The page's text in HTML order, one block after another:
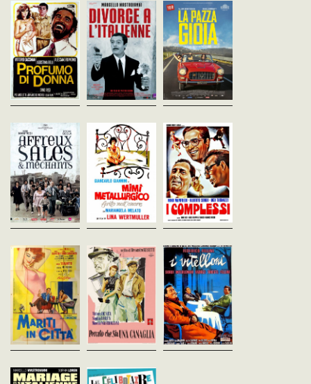
vost - 103'
Fausto, un ancien capitaine
d'infanterie, vit à Turin avec
une vieille parente et un chat
castré. Un accident, survenu
sept ans auparavant au
cours...
Italie - 1961
vost - 105'
Féfé Cefalu, baron sicilien qui
semble revenu de tout, tombe
amoureux de sa jeune
cousine Angela. Il est
cependant déjà marié et, le
divorce étant à...
vost - 116'
Beatrice, une
comtesse milliardaire
tout perdu mais qui se
encore au sommet de la
et Donatella, une jeune
femme...
Affreux, sales et
méchants
Italie - 1976
vost - 115'
Dans un bidonville à Rome,
Giacinto règne en tyran sur sa
nombreuse famille. Tous
acceptent son autorité et sa
mauvaise humeur, car le
patriarche...
Mimi métallo
blessé dans son
Lina Wertmüller
Italie - 1972
vost - 125'
Mimi, ouvrier sicilien, marié à
Rosalia, est licencié après
avoir voté contre le candidat
de la Mafia – un vote qu’il
pensait secret. Parti
chercher...
Les Complexés
Dino Risi
vost - 105'
Comédie à sketches. Un
timide qui ne parvient
déclarer sa flamme à sa
collègue de travail, un
professeur puritain
par le film licencieux...
Maris en liberté
Luigi Comencini
vost - 95'
Rome, au mois d'août.
Femmes et enfants sont en
vacances dans une station
balnéaire. Après une visite du
dimanche, les maris sont
seuls, la semaine,...
Dommage que tu
sois une canaille
Italie - 1954
vost - 95'
Paolo est un jeune garçon
sérieux et travailleur qui
gagne sa vie comme
chauffeur de taxi. Un jour, trois
adolescents se font conduire
à la mer....
I Vitelloni
Federico Fellini
vost - 107'
Dans une petite ville
animée seulement par le
carnaval et la période
vacances, cinq jeunes
mènent une vie de
désœuvrés, d'inutiles...
Mariage à
l'italienne
Italie - 1964
Le Célibataire
Antonio Pietrangeli
vost - 92'